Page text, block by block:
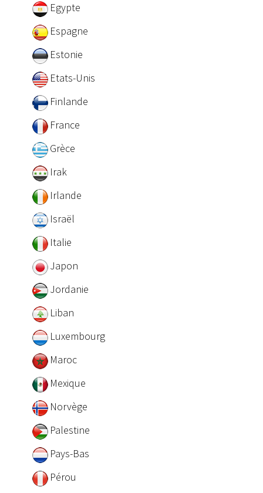
Egypte
Espagne
Estonie
Etats-Unis
Finlande
France
Grèce
Irak
Irlande
Israël
Italie
Japon
Jordanie
Liban
Luxembourg
Maroc
Mexique
Norvège
Palestine
Pays-Bas
Pérou